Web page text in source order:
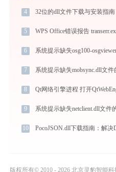
4 32位的dll文件下载与安装指南
5
6 系统提示缺失osg100-
7 系统提示缺失mobsync.dll文
8
9 系统提示缺失netclient.dll文件
10 PocoJSON.dll下载指南：解
版权所有© 2010 - 2026 北京灵豹智能科